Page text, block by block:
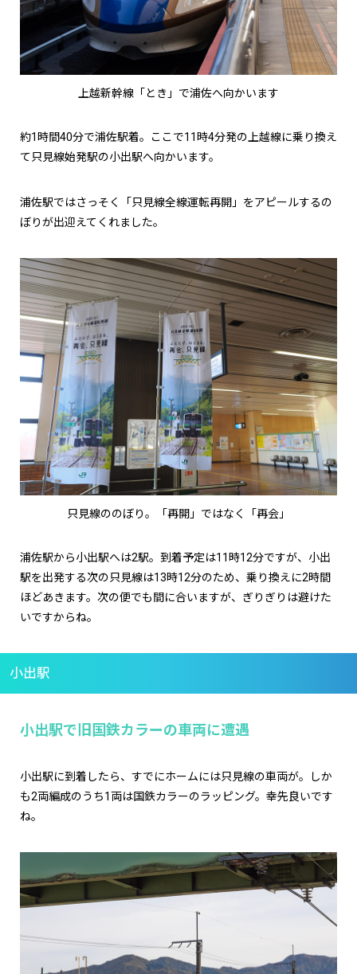
上越新幹線「とき」で浦佐へ向かいます
約1時間40分で浦佐駅着。ここで11時4分発の上越線に乗り換え
て只見線始発駅の小出駅へ向かいます。
浦佐駅ではさっそく「只見線全線運転再開」をアピールするの
ぼりが出迎えてくれました。
只見線ののぼり。「再開」ではなく「再会」
浦佐駅から小出駅へは2駅。到着予定は11時12分ですが、小出
駅を出発する次の只見線は13時12分のため、乗り換えに2時間
ほどあきます。次の便でも間に合いますが、ぎりぎりは避けた
いですからね。
小出駅
小出駅で旧国鉄カラーの車両に遭遇
小出駅に到着したら、すでにホームには只見線の車両が。しか
も2両編成のうち1両は国鉄カラーのラッピング。幸先良いです
ね。